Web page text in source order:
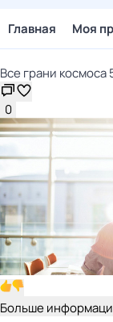
Главная Моя
Все грани космоса
0
Больше